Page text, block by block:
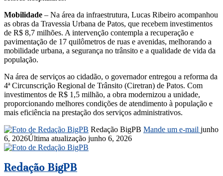
Mobilidade – Na área da infraestrutura, Lucas Ribeiro acompanhou
as obras da Travessia Urbana de Patos, que recebem investimentos
de R$ 8,7 milhões. A intervenção contempla a recuperação e
pavimentação de 17 quilômetros de ruas e avenidas, melhorando a
mobilidade urbana, a segurança no trânsito e a qualidade de vida da
população.
Na área de serviços ao cidadão, o governador entregou a reforma da
4ª Circunscrição Regional de Trânsito (Ciretran) de Patos. Com
investimentos de R$ 1,5 milhão, a obra modernizou a unidade,
proporcionando melhores condições de atendimento à população e
mais eficiência na prestação dos serviços administrativos.
Redação BigPB Mande um e-mail junho
6, 2026Última atualização junho 6, 2026
Redação BigPB